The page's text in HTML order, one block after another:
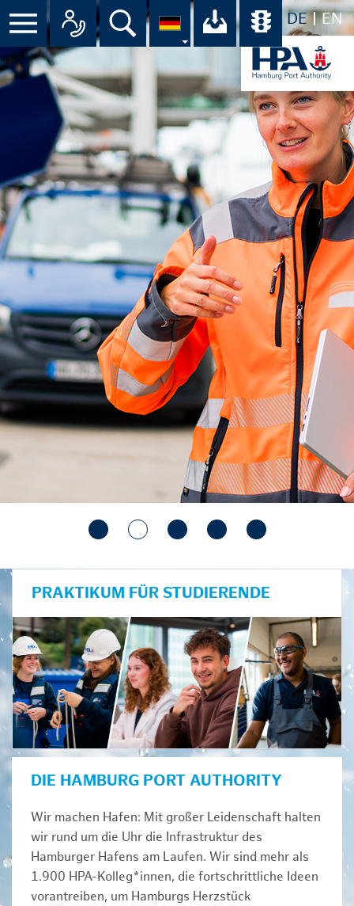
DE EN
Suche Ihr Download-
PRAKTIKUM FÜR STUDIERENDE
DIE HAMBURG PORT AUTHORITY
Wir machen Hafen: Mit großer Leidenschaft halten
wir rund um die Uhr die Infrastruktur des
Hamburger Hafens am Laufen. Wir sind mehr als
1.900 HPA-Kolleg*innen, die fortschrittliche Ideen
vorantreiben, um Hamburgs Herzstück